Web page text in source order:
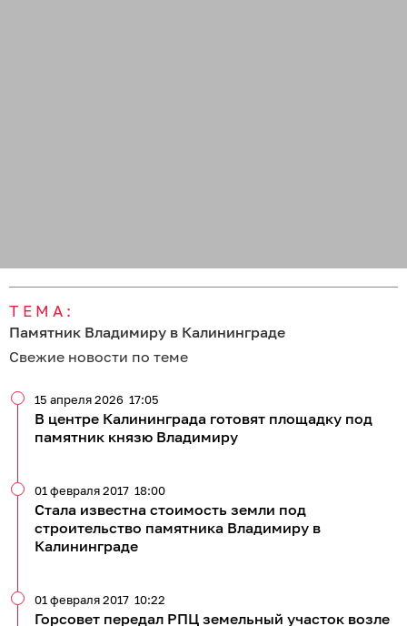
ТЕМА:
Памятник Владимиру в Калининграде
Свежие новости по теме
В центре Калининграда готовят площадку под
памятник князю Владимиру
15 апреля 2026 17:05
Стала известна стоимость земли под
строительство памятника Владимиру в
Калининграде
01 февраля 2017 18:00
Горсовет передал РПЦ земельный участок возле
01 февраля 2017 10:22